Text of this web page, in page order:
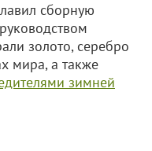
сборную
золото, серебро
мира, а также
зимней